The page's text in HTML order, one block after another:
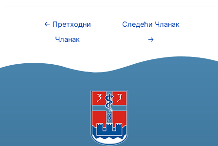
e
b
o
er e
← Претходни
Чланак
Следећи Чланак
→